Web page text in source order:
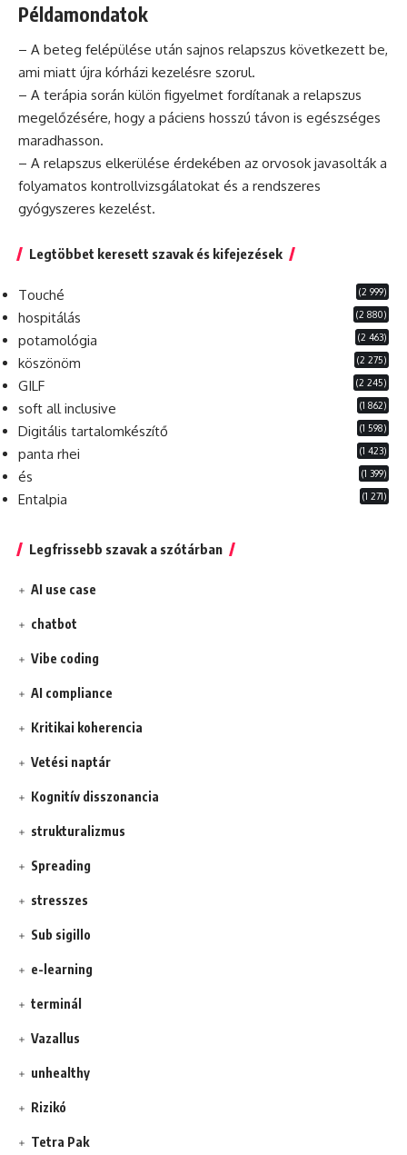
Példamondatok
– A beteg felépülése után sajnos relapszus következett be,
ami miatt újra kórházi kezelésre szorul.
– A terápia során külön figyelmet fordítanak a relapszus
megelőzésére, hogy a páciens hosszú távon is egészséges
maradhasson.
– A relapszus elkerülése érdekében az orvosok javasolták a
folyamatos kontrollvizsgálatokat és a rendszeres
gyógyszeres kezelést.
Legtöbbet keresett szavak és kifejezések
Touché (2 999)
hospitálás (2 880)
potamológia (2 463)
köszönöm (2 275)
GILF (2 245)
soft all inclusive (1 862)
Digitális tartalomkészítő (1 598)
panta rhei (1 423)
és (1 399)
Entalpia (1 271)
Legfrissebb szavak a szótárban
AI use case
chatbot
Vibe coding
AI compliance
Kritikai koherencia
Vetési naptár
Kognitív disszonancia
strukturalizmus
Spreading
stresszes
Sub sigillo
e-learning
terminál
Vazallus
unhealthy
Rizikó
Tetra Pak